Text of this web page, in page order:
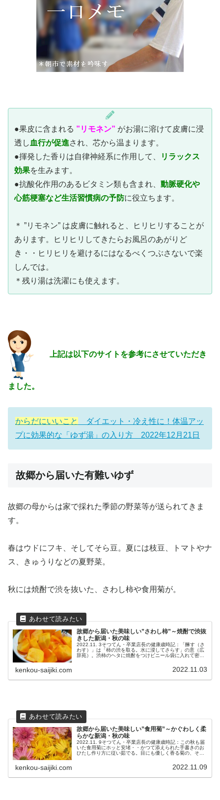
●果皮に含まれる ”リモネン” がお湯に溶けて皮膚に浸
透し 血行が促進され、芯から温まります。
●揮発した香りは自律神経系に作用して、
リラックス
効果を生みます。
●抗酸化作用のあるビタミン類も含まれ、 動脈硬化や
心筋梗塞など生活習慣病の予防に役立ちます。
＊ ”リモネン” は皮膚に触れると、ヒリヒリすることが
あります。ヒリヒリしてきたらお風呂のあがりど
き・・ヒリヒリを避けるにはなるべくつぶさないで楽
しんでは。
＊残り湯は洗濯にも使えます。
上記は以下のサイトを参考にさせていただき
ました。
からだにいいこと
ダイエット・冷え性に！体温アッ
プに効果的な「ゆず湯」の入り方 2022年12月21日
故郷から届いた有難いゆず
故郷の母からは家で採れた季節の野菜等が送られてきま
す。
春はウドにフキ、そしてそら豆。夏には枝豆、トマトやナ
ス、きゅうりなどの夏野菜。
秋には焼酎で渋を抜いた、さわし柿や食用菊が。
故郷から届いた美味しい”さわし柿”～焼酎で渋抜
きした新潟・秋の味
2022.11. 3そつてん・卒業店長の健康歳時記：「醂す（さ
わす）」は「柿の渋を取る。水に浸してさらす」の意（広
辞苑）。渋柿のヘタに焼酎をつけビニール袋に入れて密
kenkou-saijiki.com 2022.11.03
故郷から届いた美味しい”食用菊”～かぐわしく柔
らかな新潟・秋の味
2022.11. 9そつてん・卒業店長の健康歳時記：この秋も届
いた食用菊にホッと安堵・・かつて添えられた手書きのお
ひたし作り方に従い茹でる。目にも優しく香る菊の、その
kenkou-saijiki.com 2022.11.09